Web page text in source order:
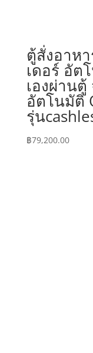
ตู้สั่งอาห
เดอร์ อัต
เองผ่าน
อัตโนมัติ
รุ่น
฿79,200.00